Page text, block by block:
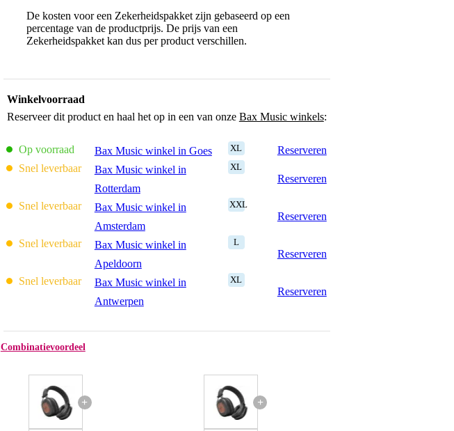
De kosten voor een Zekerheidspakket zijn gebaseerd op een
percentage van de productprijs. De prijs van een
Zekerheidspakket kan dus per product verschillen.
Winkelvoorraad
Reserveer dit product en haal het op in een van onze Bax Music winkels:
Op voorraad Bax Music winkel in Goes XL
Reserveren
Snel leverbaar
Bax Music winkel in
Rotterdam
XL
Reserveren
Snel leverbaar
Bax Music winkel in
Amsterdam
XXL
Reserveren
Snel leverbaar
Bax Music winkel in
Apeldoorn
L
Reserveren
Snel leverbaar
Bax Music winkel in
Antwerpen
XL
Reserveren
Combinatievoordeel
+ +